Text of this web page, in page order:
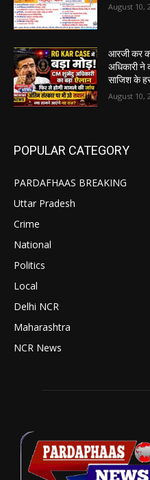
August 10,
आरजी कर
अधिकारी
साजिश के
August 10,
POPULAR CATEGORY
PARDAFHAAS BREAKING
Uttar Pradesh
Crime
National
Politics
Local
Delhi NCR
Maharashtra
NCR News